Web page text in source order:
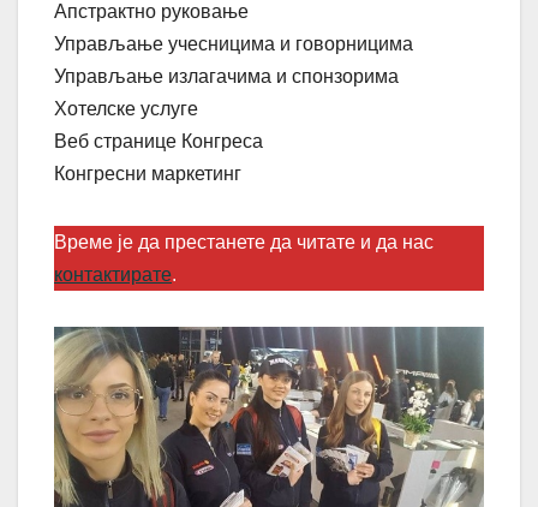
Апстрактно руковање
Управљање учесницима и говорницима
Управљање излагачима и спонзорима
Хотелске услуге
Веб странице Конгреса
Конгресни маркетинг
Време је да престанете да читате и да нас
контактирате.